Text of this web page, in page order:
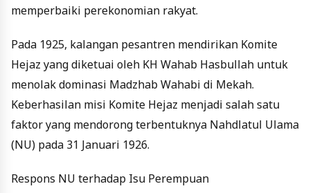
memperbaiki perekonomian rakyat.
Pada 1925, kalangan pesantren mendirikan Komite
Hejaz yang diketuai oleh KH Wahab Hasbullah untuk
menolak dominasi Madzhab Wahabi di Mekah.
Keberhasilan misi Komite Hejaz menjadi salah satu
faktor yang mendorong terbentuknya Nahdlatul Ulama
(NU) pada 31 Januari 1926.
Respons NU terhadap Isu Perempuan